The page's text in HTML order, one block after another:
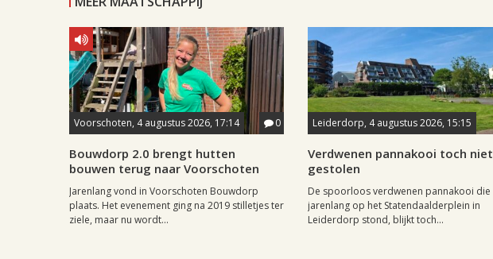
Voorschoten, 4 augustus 2026, 17:14 0
Bouwdorp 2.0 brengt hutten
bouwen terug naar Voorschoten
Jarenlang vond in Voorschoten Bouwdorp
plaats. Het evenement ging na 2019 stilletjes ter
ziele, maar nu wordt...
Leiderdorp, 4 augustus 2026, 15:15
Verdwenen pannakooi toch niet
gestolen
De spoorloos verdwenen pannakooi die
jarenlang op het Statendaalderplein in
Leiderdorp stond, blijkt toch...